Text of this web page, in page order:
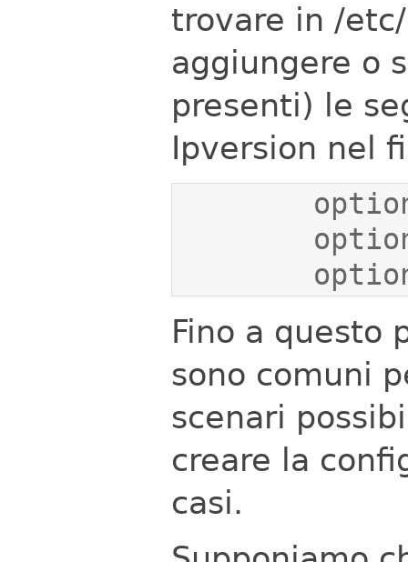
trovare in /
aggiungere o
presenti) le
Ipversion nel
Fino a questo
sono comuni
scenari
creare la
casi.